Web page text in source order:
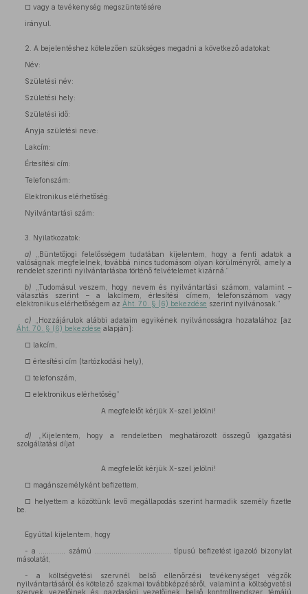
□ vagy a tevékenység megszüntetésére
irányul.
2. A bejelentéshez kötelezően szükséges megadni a következő adatokat:
Név:
Születési név:
Születési hely:
Születési idő:
Anyja születési neve:
Lakcím:
Értesítési cím:
Telefonszám:
Elektronikus elérhetőség:
Nyilvántartási szám:
3. Nyilatkozatok:
a)
„Büntetőjogi felelősségem tudatában kijelentem, hogy a fenti adatok a
valóságnak megfelelnek, továbbá nincs tudomásom olyan körülményről, amely a
rendelet szerinti nyilvántartásba történő felvételemet kizárná.”
b)
„Tudomásul veszem, hogy nevem és nyilvántartási számom, valamint –
választás szerint – a lakcímem, értesítési címem, telefonszámom vagy
elektronikus elérhetőségem az Áht. 70. § (6) bekezdése szerint nyilvánosak.”
c)
„Hozzájárulok alábbi adataim egyikének nyilvánosságra hozatalához [az
Áht. 70. § (6) bekezdése alapján]:
□ lakcím,
□ értesítési cím (tartózkodási hely),
□ telefonszám,
□ elektronikus elérhetőség”
A megfelelőt kérjük X-szel jelölni!
d)
„Kijelentem, hogy a rendeletben meghatározott összegű igazgatási
szolgáltatási díjat
A megfelelőt kérjük X-szel jelölni!
□ magánszemélyként befizettem,
□ helyettem a közöttünk levő megállapodás szerint harmadik személy fizette
be.
Egyúttal kijelentem, hogy
- a ............. számú ..................................... típusú befizetést igazoló bizonylat
másolatát,
- a költségvetési szervnél belső ellenőrzési tevékenységet végzők
nyilvántartásáról és kötelező szakmai továbbképzéséről, valamint a költségvetési
szervek vezetőinek és gazdasági vezetőinek belső kontrollrendszer témájú